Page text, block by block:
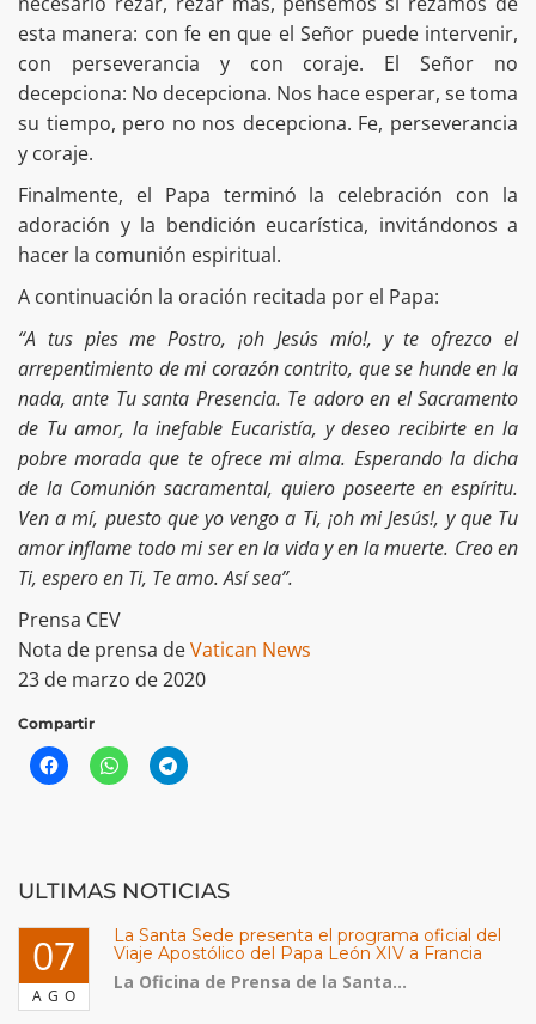
esta manera: con fe en que el Señor puede intervenir,
con perseverancia y con coraje. El Señor no
decepciona: No decepciona. Nos hace esperar, se toma
su tiempo, pero no nos decepciona. Fe, perseverancia
y coraje.
Finalmente, el Papa terminó la celebración con la
adoración y la bendición eucarística, invitándonos a
hacer la comunión espiritual.
A continuación la oración recitada por el Papa:
“A tus pies me Postro, ¡oh Jesús mío!, y te ofrezco el
arrepentimiento de mi corazón contrito, que se hunde en la
nada, ante Tu santa Presencia. Te adoro en el Sacramento
de Tu amor, la inefable Eucaristía, y deseo recibirte en la
pobre morada que te ofrece mi alma. Esperando la dicha
de la Comunión sacramental, quiero poseerte en espíritu.
Ven a mí, puesto que yo vengo a Ti, ¡oh mi Jesús!, y que Tu
amor inflame todo mi ser en la vida y en la muerte. Creo en
Ti, espero en Ti, Te amo. Así sea”.
Prensa CEV
Nota de prensa deVatican News
23 de marzo de 2020
Compartir
ULTIMAS NOTICIAS
07
AGO
La Santa Sede presenta el programa oficial del
Viaje Apostólico del Papa León XIV a Francia
La Oficina de Prensa de la Santa...